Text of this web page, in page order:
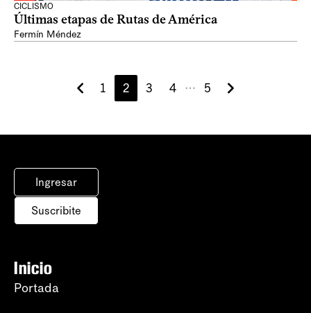
CICLISMO
Últimas etapas de Rutas de América
Fermín Méndez
1 2 3 4 ⋯ 5
Ingresar
Suscribite
Inicio
Portada